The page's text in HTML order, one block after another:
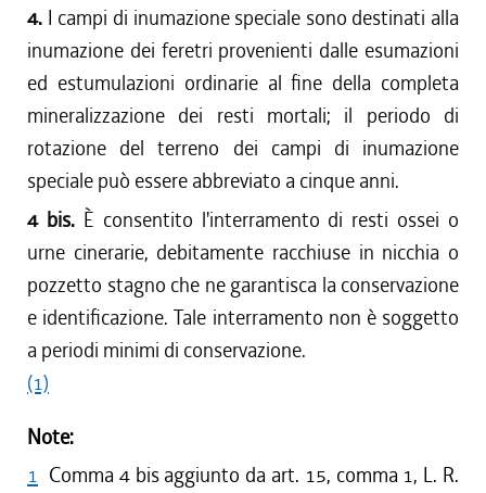
4. I campi di inumazione speciale sono destinati alla
inumazione dei feretri provenienti dalle esumazioni
ed estumulazioni ordinarie al fine della completa
mineralizzazione dei resti mortali; il periodo di
rotazione del terreno dei campi di inumazione
speciale può essere abbreviato a cinque anni.
4 bis. È consentito l'interramento di resti ossei o
urne cinerarie, debitamente racchiuse in nicchia o
pozzetto stagno che ne garantisca la conservazione
e identificazione. Tale interramento non è soggetto
a periodi minimi di conservazione.
(1)
Note:
1 Comma 4 bis aggiunto da art. 15, comma 1, L. R.